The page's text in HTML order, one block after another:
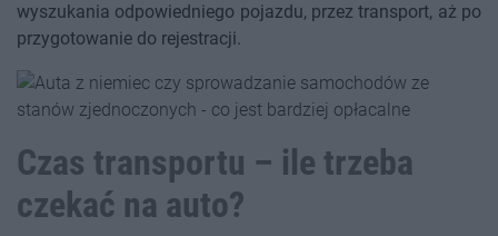
wyszukania odpowiedniego pojazdu, przez transport, aż po
przygotowanie do rejestracji.
Czas transportu – ile trzeba
czekać na auto?